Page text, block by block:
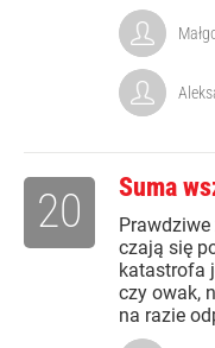
Suma
czają się
katastrofa
czy owak,
na razie
20